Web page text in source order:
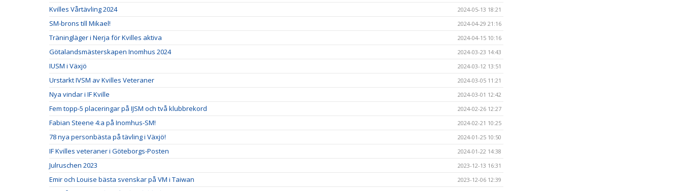
Kvilles Vårtävling 2024 2024-05-13 18:21
SM-brons till Mikael! 2024-04-29 21:16
Träningläger i Nerja för Kvilles aktiva 2024-04-15 10:16
Götalandsmästerskapen Inomhus 2024 2024-03-23 14:43
IUSM i Växjö 2024-03-12 13:51
Urstarkt IVSM av Kvilles Veteraner 2024-03-05 11:21
Nya vindar i IF Kville 2024-03-01 12:42
Fem topp-5 placeringar på IJSM och två klubbrekord 2024-02-26 12:27
Fabian Steene 4:a på Inomhus-SM! 2024-02-21 10:25
78 nya personbästa på tävling i Växjö! 2024-01-25 10:50
IF Kvilles veteraner i Göteborgs-Posten 2024-01-22 14:38
Julruschen 2023 2023-12-13 16:31
Emir och Louise bästa svenskar på VM i Taiwan 2023-12-06 12:39